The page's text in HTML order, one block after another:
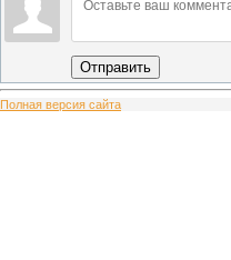
Отправить
Полная версия сайта